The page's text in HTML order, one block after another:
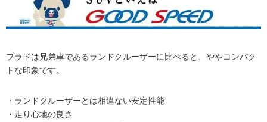
プラドは兄弟車であるランドクルーザーに比べると、ややコンパク
トな印象です。
・ランドクルーザーとは相違ない安定性能
・走り心地の良さ